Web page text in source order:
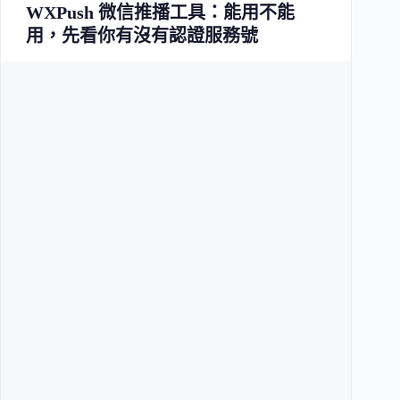
WXPush 微信推播工具：能用不能
用，先看你有沒有認證服務號